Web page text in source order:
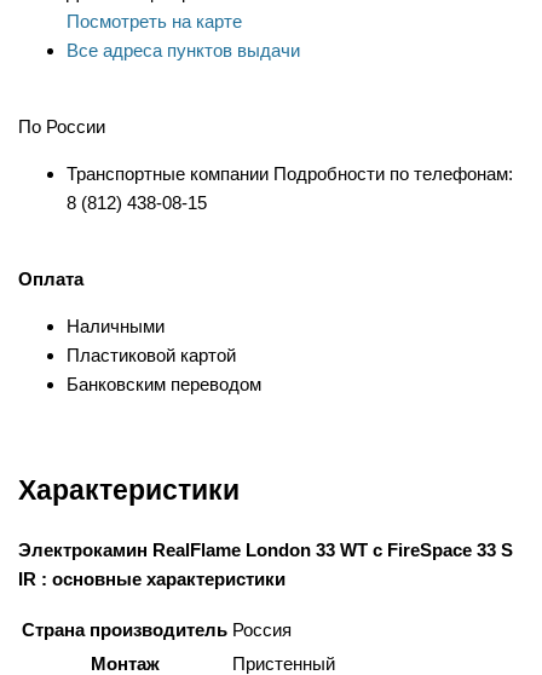
Посмотреть на карте
Все адреса пунктов выдачи
По России
Транспортные компании Подробности по телефонам:
8 (812) 438-08-15
Оплата
Наличными
Пластиковой картой
Банковским переводом
Характеристики
Электрокамин RealFlame London 33 WT с FireSpace 33 S
IR : основные характеристики
Страна производитель Россия
Монтаж
Пристенный